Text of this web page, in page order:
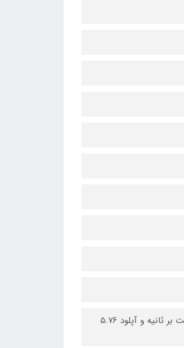
HSDPA ۸۵۰ / ۹۰۰ / ۱۷۰۰(AWS) / ۱۹۰۰ / ۲۱۰۰ CDMA۲۰۰۰ ۱xEV-DO HSPA با سرعت دانلود ۴۲.۲ مگابیت بر ثانیه و آپلود ۵.۷۶